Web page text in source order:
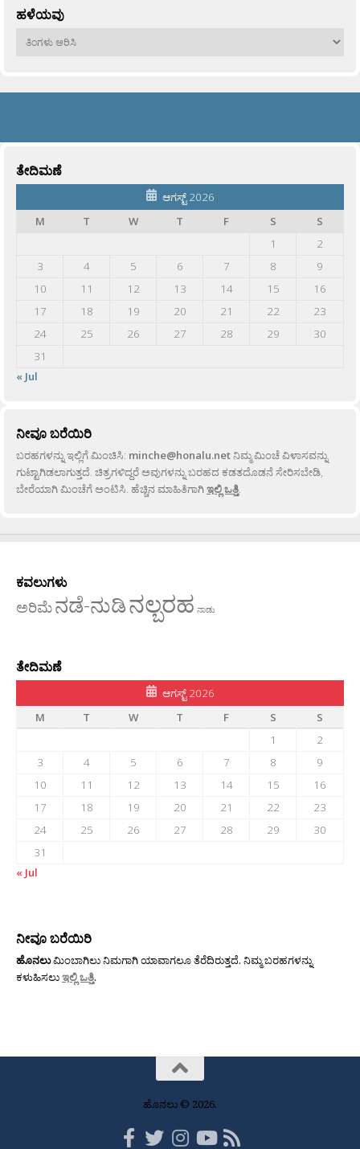
ಹಳೆಯವು
ಹಳೆಯವು
ತೇದಿಮಣೆ
ಆಗಸ್ಟ್ 2026
M
T W T F S
S
1
2
3
4 5 6 7 8
9
10
11 12 13 14 15
16
17
18 19 20 21 22
23
24
25 26 27 28 29
30
31
« Jul
ನೀವೂ ಬರೆಯಿರಿ
ಬರಹಗಳನ್ನು ಇಲ್ಲಿಗೆ ಮಿಂಚಿಸಿ: minche@honalu.netನಿಮ್ಮ ಮಿಂಚೆ ವಿಳಾಸವನ್ನು
ಗುಟ್ಟಾಗಿಡಲಾಗುತ್ತದೆ. ಚಿತ್ರಗಳಿದ್ದರೆ ಅವುಗಳನ್ನು ಬರಹದ ಕಡತದೊಡನೆ ಸೇರಿಸಬೇಡಿ,
ಬೇರೆಯಾಗಿ ಮಿಂಚೆಗೆ ಅಂಟಿಸಿ. ಹೆಚ್ಚಿನ ಮಾಹಿತಿಗಾಗಿಇಲ್ಲಿ ಒತ್ತಿ
ಕವಲುಗಳು
ಅರಿಮೆನಡೆ-ನುಡಿನಲ್ಬರಹ ನಾಡು
ತೇದಿಮಣೆ
ಆಗಸ್ಟ್ 2026
M
T W T F S
S
1
2
3
4 5 6 7 8
9
10
11 12 13 14 15
16
17
18 19 20 21 22
23
24
25 26 27 28 29
30
31
« Jul
ನೀವೂ ಬರೆಯಿರಿ
ಹೊನಲುಮಿಂಬಾಗಿಲು ನಿಮಗಾಗಿ ಯಾವಾಗಲೂ ತೆರೆದಿರುತ್ತದೆ. ನಿಮ್ಮ ಬರಹಗಳನ್ನು
ಕಳುಹಿಸಲುಇಲ್ಲಿ ಒತ್ತಿ.
ಹೊನಲು © 2026.